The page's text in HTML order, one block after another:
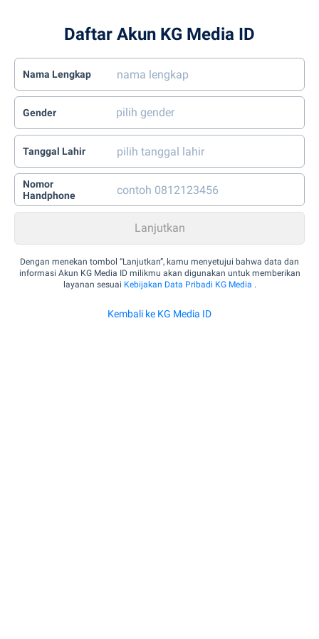
Daftar Akun KG Media ID
Nama Lengkap
Gender
Tanggal Lahir
Nomor
Handphone
Dengan menekan tombol “Lanjutkan”, kamu menyetujui bahwa data dan
informasi Akun KG Media ID milikmu akan digunakan untuk memberikan
layanan sesuai Kebijakan Data Pribadi KG Media .
Kembali ke KG Media ID